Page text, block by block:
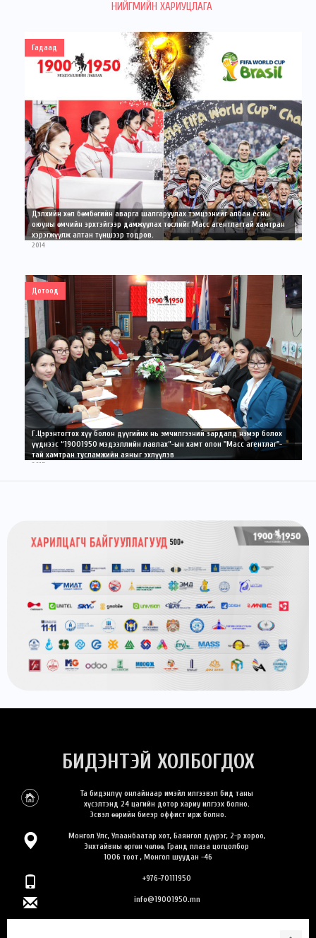
НИЙГМИЙН ХАРИУЦЛАГА
Гадаад
Дэлхийн хөл бөмбөгийн аварга шалгаруулах тэмцээнийг албан ёсны
оюуны өмчийн эрхтэйгээр дамжуулах төслийг Масс агентлагтай хамтран
хэрэгжүүлж алтан түншээр тодров.
2014
Дотоод
Г.Цэрэнтогтох хүү болон дүүгийнх нь эмчилгээний зардалд нэмэр болох
үүднээс “19001950 мэдээллийн лавлах”-ын хамт олон "Масс агентлаг"-
тай хамтран тусламжийн аяныг эхлүүлэв
2015
БИДЭНТЭЙ ХОЛБОГДОХ
Та бидэнлүү онлайнаар имэйл илгээвэл бид таны
хүсэлтэнд 24 цагийн дотор хариу илгээх болно.
Эсвэл өөрийн биеэр оффист ирж болно.
Монгол Улс, Улаанбаатар хот, Баянгол дүүрэг, 2-р хороо,
Энхтайвны өргөн чөлөө, Гранд плаза цогцолбор
1006 тоот , Монгол шуудан -46
+976-70111950
info@19001950.mn